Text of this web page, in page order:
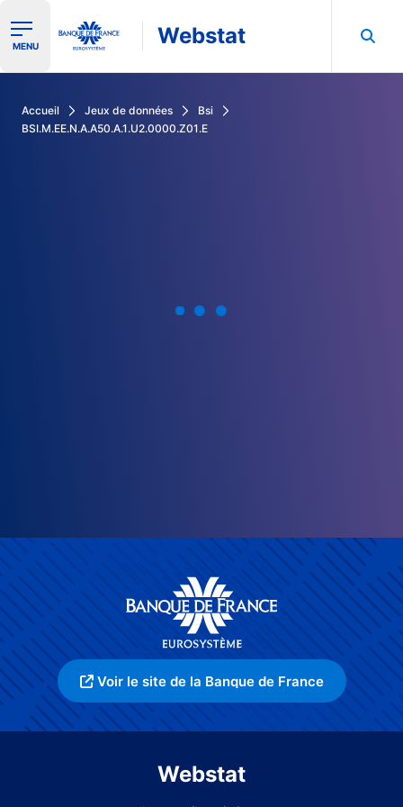
Ouvrir le menu de navigation
MENU Webstat
Accueil Jeux de données
Bsi
BSI.M.EE.N.A.A50.A.1.U2.0000.Z01.E
Voir le site de la Banque de France
Webstat